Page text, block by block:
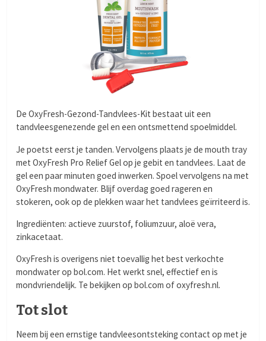
De OxyFresh-Gezond-Tandvlees-Kit bestaat uit een
tandvleesgenezende gel en een ontsmettend spoelmiddel.
Je poetst eerst je tanden. Vervolgens plaats je de mouth tray
met OxyFresh Pro Relief Gel op je gebit en tandvlees. Laat de
gel een paar minuten goed inwerken. Spoel vervolgens na met
OxyFresh mondwater. Blijf overdag goed rageren en
stokeren, ook op de plekken waar het tandvlees geïrriteerd is.
Ingrediënten: actieve zuurstof, foliumzuur, aloë vera,
zinkacetaat.
OxyFresh is overigens niet toevallig het best verkochte
mondwater op bol.com. Het werkt snel, effectief en is
mondvriendelijk. Te bekijken op bol.com of oxyfresh.nl.
Tot slot
Neem bij een ernstige tandvleesontsteking contact op met je